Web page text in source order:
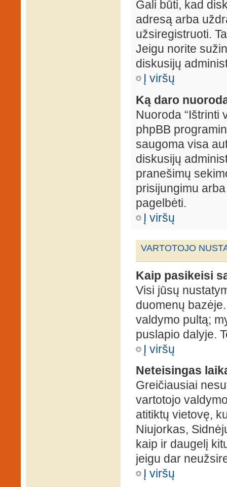
Gali būti, kad
adresą arba
užsiregistruoti.
Jeigu norite
diskusijų
Į viršų
Ką daro
Nuoroda “Ištrinti
phpBB
saugoma visa
diskusijų
pranešimų
prisijungimu
pagelbėti.
Į viršų
VARTOTOJO
Kaip pasikeisi
Visi jūsų
duomenų
valdymo pultą;
puslapio dalyje.
Į viršų
Neteisingas
Greičiausiai
vartotojo
atitiktų vietovę,
Niujorkas,
kaip ir daugelį
jeigu dar
Į viršų